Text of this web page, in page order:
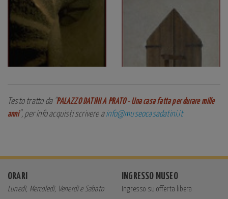
Testo tratto da “PALAZZO DATINI A PRATO - Una casa fatta per durare mille
anni”, per info acquisti scrivere ainfo@museocasadatini.it
ORARI
Lunedì, Mercoledì, Venerdì e Sabato
INGRESSO MUSEO
Ingresso su offerta libera